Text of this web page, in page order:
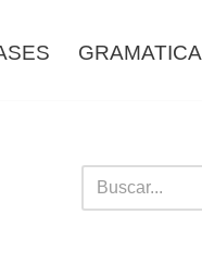
GRAMATICA